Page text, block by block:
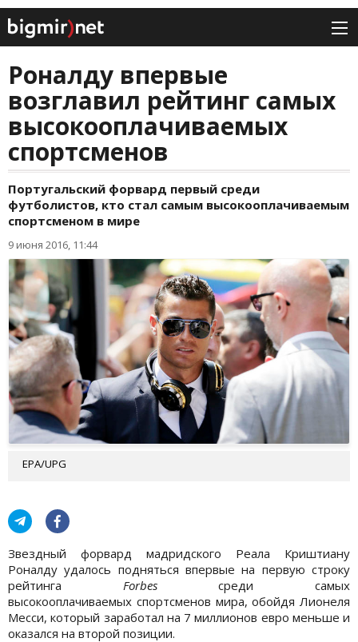
Роналду впервые
возглавил рейтинг самых
высокооплачиваемых
спортсменов
Португальский форвард первый среди
футболистов, кто стал самым высокооплачиваемым
спортсменом в мире
9 июня 2016, 11:44
EPA/UPG
Звездный форвард мадридского Реала Криштиану
Роналду удалось подняться впервые на первую строку
рейтинга Forbesсреди самых
высокооплачиваемых спортсменов мира, обойдя Лионеля
Месси, который заработал на 7 миллионов евро меньше и
оказался на второй позиции.